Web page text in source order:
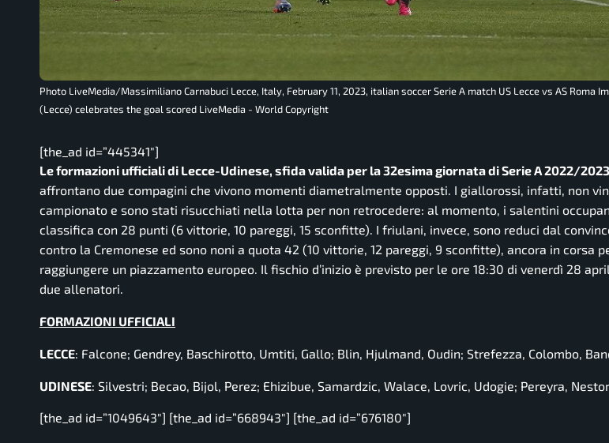
Photo LiveMedia/Massimiliano Carnabuci Lecce, Italy, February 11, 2023, italian soccer Serie A match US Lecce vs AS Roma
(Lecce) celebrates the goal scored LiveMedia - World Copyright
[the_ad id=”445341″]
Le formazioni ufficiali di Lecce-Udinese, sfida valida per la 32esima giornata di Serie A 2022/2023
affrontano due compagini che vivono momenti diametralmente opposti. I giallorossi, infatti, non
campionato e sono stati risucchiati nella lotta per non retrocedere: al momento, i salentini
classifica con 28 punti (6 vittorie, 10 pareggi, 15 sconfitte). I friulani, invece, sono reduci dal
contro la Cremonese ed sono noni a quota 42 (10 vittorie, 12 pareggi, 9 sconfitte), ancora in corsa
raggiungere un piazzamento europeo. Il fischio d’inizio è previsto per le ore 18:30 di venerdì 28
due allenatori.
FORMAZIONI UFFICIALI
LECCE: Falcone; Gendrey, Baschirotto, Umtiti, Gallo; Blin, Hjulmand, Oudin; Strefezza, Colombo,
UDINESE: Silvestri; Becao, Bijol, Perez; Ehizibue, Samardzic, Walace, Lovric, Udogie; Pereyra,
[the_ad id=”1049643″] [the_ad id=”668943″] [the_ad id=”676180″]